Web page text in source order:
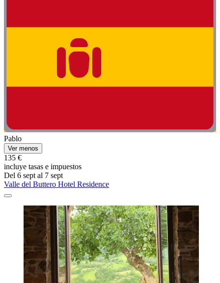
Pablo
Ver menos
135 €
incluye tasas e impuestos
Del 6 sept al 7 sept
Valle del Buttero Hotel Residence